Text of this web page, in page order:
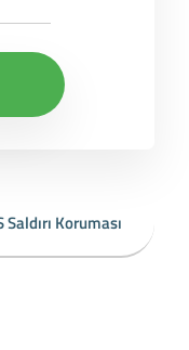
Saldırı Koruması